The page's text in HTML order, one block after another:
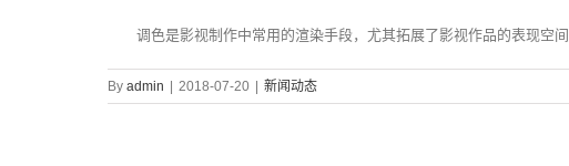
调色是影视制作中常用的渲染手段，尤其拓展了影视作品的表现空间
By admin 2018-07-20 新闻动态